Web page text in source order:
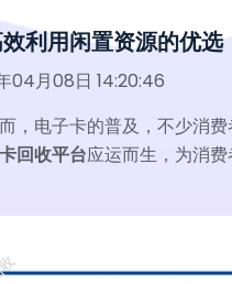
利用闲置资源的优选
04月08日 14:20:46
电子卡的普及，不少消
回收平台应运而生，为消费